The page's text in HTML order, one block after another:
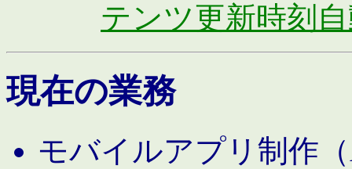
テンツ更新時刻
現在の業務
モバイルアプリ制作